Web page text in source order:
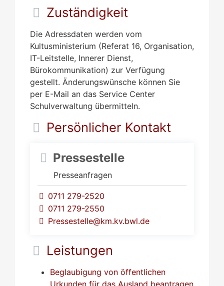
Zuständigkeit
Die Adressdaten werden vom
Kultusministerium (Referat 16, Organisation,
IT-Leitstelle, Innerer Dienst,
Bürokommunikation) zur Verfügung
gestellt. Änderungswünsche können Sie
per E-Mail an das Service Center
Schulverwaltung übermitteln.
Persönlicher Kontakt
Pressestelle
Presseanfragen
0711 279-2520
0711 279-2550
Pressestelle@km.kv.bwl.de
Leistungen
Beglaubigung von öffentlichen